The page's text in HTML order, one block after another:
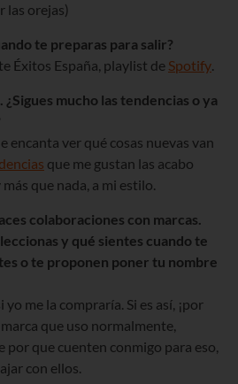
las orejas)
te preparas para salir?
Éxitos España, playlist de Spotify.
¿Sigues mucho las tendencias o ya
encanta ver qué cosas nuevas van
que me gustan las acabo
que nada, a mi estilo.
colaboraciones con marcas.
y qué sientes cuando te
o te proponen poner tu nombre
yo me la compraría. Si es así, ¡por
que uso normalmente,
por que cuenten conmigo para eso,
con ellos.